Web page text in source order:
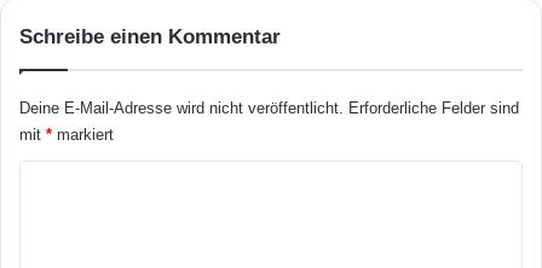
Schreibe einen Kommentar
Deine E-Mail-Adresse wird nicht veröffentlicht.
Erforderliche Felder sind
mit * markiert